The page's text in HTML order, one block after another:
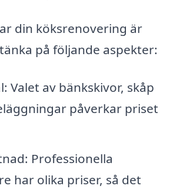
din köksrenovering är
på följande aspekter:
Valet av bänkskivor, skåp
påverkar priset
Professionella
har olika priser, så det